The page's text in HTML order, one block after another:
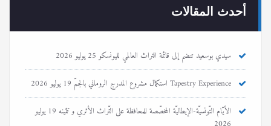
أحدث المقالات
سيدي بوسعيد تنضم إلى قائمة التراث العالمي لليونسكو25 يوليو 2026
Tapestry Experience استكمال مشروع المدرج الروماني بالجمّ
19 يوليو 2026
الأيّام التّونسيّة-الإيطاليّة المخصّصة للمحافظة على التّراث الأثري و تثمينه
19 يوليو